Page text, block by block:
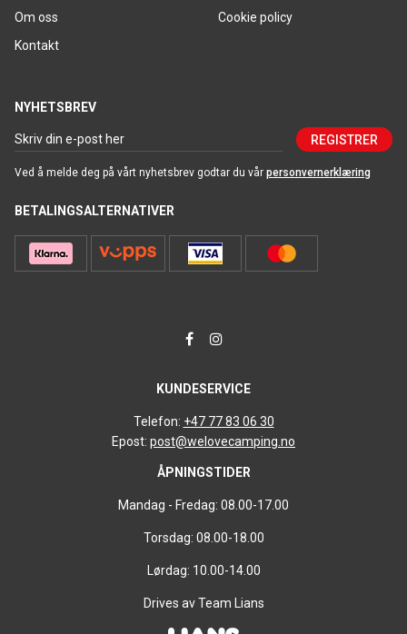
Om oss
Kontakt
Cookie policy
NYHETSBREV
REGISTRER
Ved å melde deg på vårt nyhetsbrev godtar du vår personvernerklæring
BETALINGSALTERNATIVER
KUNDESERVICE
Telefon: +47 77 83 06 30
Epost: post@welovecamping.no
ÅPNINGSTIDER
Mandag - Fredag: 08.00-17.00
Torsdag: 08.00-18.00
Lørdag: 10.00-14.00
Drives av Team Lians